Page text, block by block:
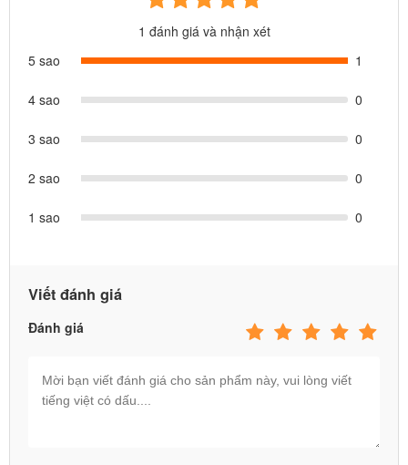
1 đánh giá và nhận xét
5 sao
1
4 sao 0
3 sao 0
2 sao 0
1 sao 0
Viết đánh giá
Đánh giá